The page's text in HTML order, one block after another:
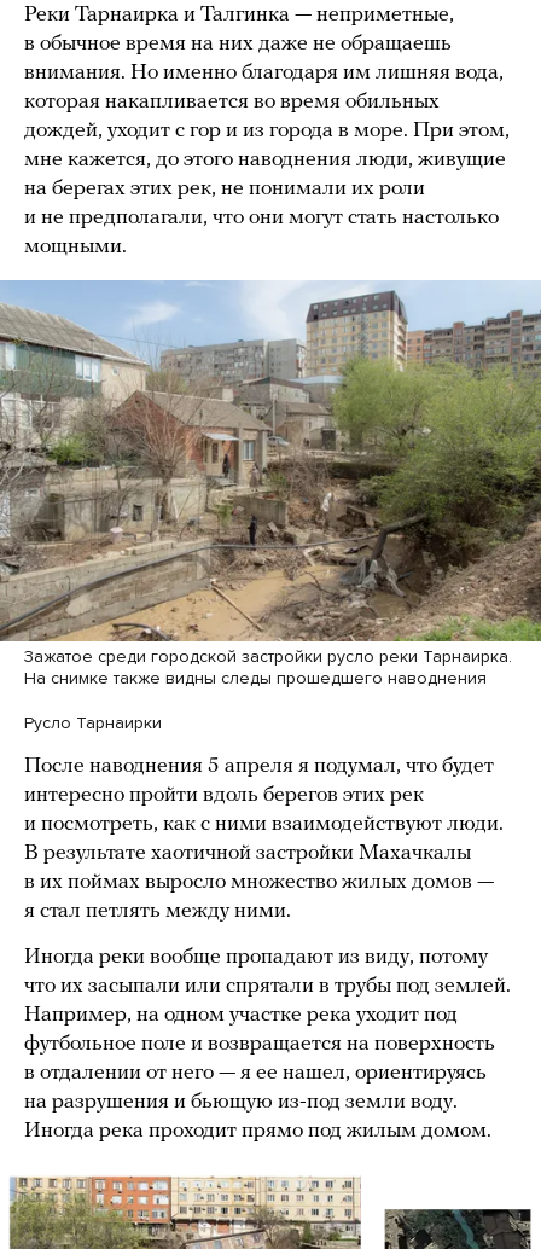
Реки Тарнаирка и Талгинка — неприметные,
в обычное время на них даже не обращаешь
внимания. Но именно благодаря им лишняя вода,
которая накапливается во время обильных
дождей, уходит с гор и из города в море. При этом,
мне кажется, до этого наводнения люди, живущие
на берегах этих рек, не понимали их роли
и не предполагали, что они могут стать настолько
мощными.
Зажатое среди городской застройки русло реки Тарнаирка.
На снимке также видны следы прошедшего наводнения
Русло Тарнаирки
После наводнения 5 апреля я подумал, что будет
интересно пройти вдоль берегов этих рек
и посмотреть, как с ними взаимодействуют люди.
В результате хаотичной застройки Махачкалы
в их поймах выросло множество жилых домов —
я стал петлять между ними.
Иногда реки вообще пропадают из виду, потому
что их засыпали или спрятали в трубы под землей.
Например, на одном участке река уходит под
футбольное поле и возвращается на поверхность
в отдалении от него — я ее нашел, ориентируясь
на разрушения и бьющую из-под земли воду.
Иногда река проходит прямо под жилым домом.